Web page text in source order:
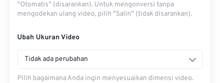
"Otomatis" (disarankan). Untuk mengonversi tanpa
mengodekan ulang video, pilih "Salin" (tidak disarankan).
Ubah Ukuran Video
Tidak ada perubahan
Pilih bagaimana Anda ingin menyesuaikan dimensi video.